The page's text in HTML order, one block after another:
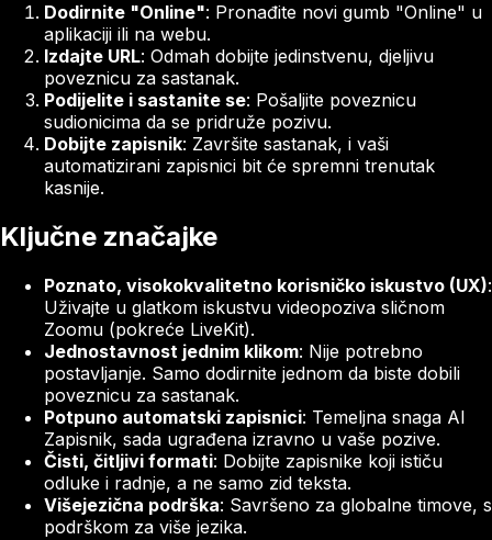
Dodirnite "Online": Pronađite novi gumb "Online" u
aplikaciji ili na webu.
Izdajte URL: Odmah dobijte jedinstvenu, djeljivu
poveznicu za sastanak.
Podijelite i sastanite se: Pošaljite poveznicu
sudionicima da se pridruže pozivu.
Dobijte zapisnik: Završite sastanak, i vaši
automatizirani zapisnici bit će spremni trenutak
kasnije.
Ključne značajke
Poznato, visokokvalitetno korisničko iskustvo (UX):
Uživajte u glatkom iskustvu videopoziva sličnom
Zoomu (pokreće LiveKit).
Jednostavnost jednim klikom: Nije potrebno
postavljanje. Samo dodirnite jednom da biste dobili
poveznicu za sastanak.
Potpuno automatski zapisnici: Temeljna snaga AI
Zapisnik, sada ugrađena izravno u vaše pozive.
Čisti, čitljivi formati: Dobijte zapisnike koji ističu
odluke i radnje, a ne samo zid teksta.
Višejezična podrška: Savršeno za globalne timove, s
podrškom za više jezika.